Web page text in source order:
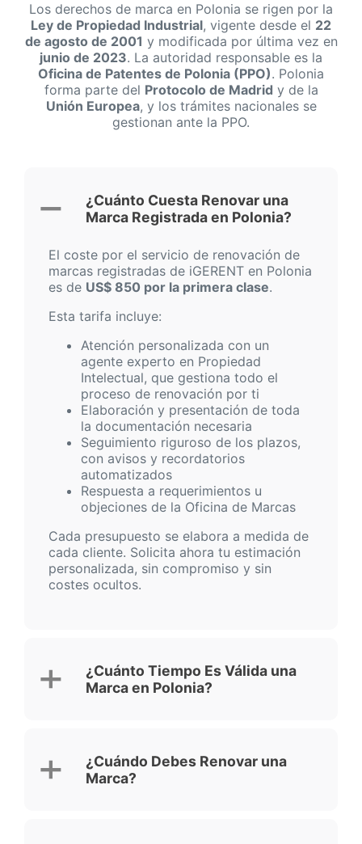
Los derechos de marca en Polonia se rigen por la
Ley de Propiedad Industrial, vigente desde el 22
de agosto de 2001 y modificada por última vez en
junio de 2023. La autoridad responsable es la
Oficina de Patentes de Polonia (PPO). Polonia
forma parte del Protocolo de Madrid y de la
Unión Europea, y los trámites nacionales se
gestionan ante la PPO.
¿Cuánto Cuesta Renovar una
Marca Registrada en Polonia?
El coste por el servicio de renovación de
marcas registradas de iGERENT en Polonia
es de US$ 850 por la primera clase.
Esta tarifa incluye:
Atención personalizada con un
agente experto en Propiedad
Intelectual, que gestiona todo el
proceso de renovación por ti
Elaboración y presentación de toda
la documentación necesaria
Seguimiento riguroso de los plazos,
con avisos y recordatorios
automatizados
Respuesta a requerimientos u
objeciones de la Oficina de Marcas
Cada presupuesto se elabora a medida de
cada cliente. Solicita ahora tu estimación
personalizada, sin compromiso y sin
costes ocultos.
¿Cuánto Tiempo Es Válida una
Marca en Polonia?
¿Cuándo Debes Renovar una
Marca?